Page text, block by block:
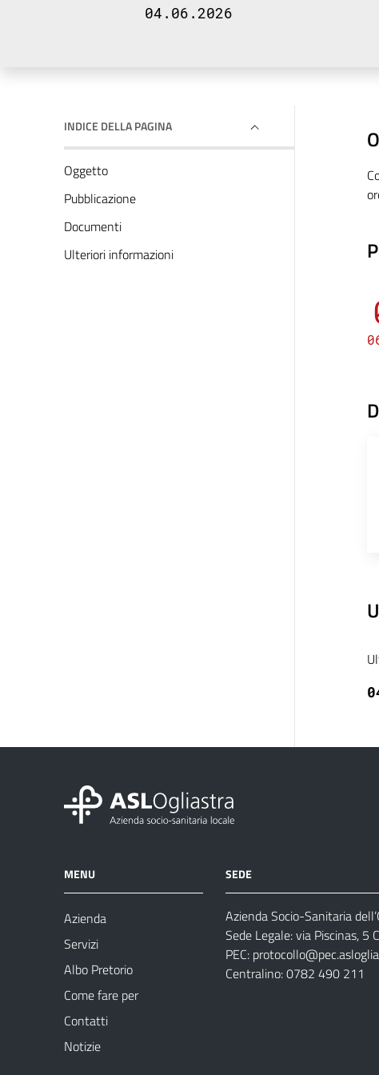
04.06.2026
INDICE DELLA PAGINA
Oggetto
Pubblicazione
Documenti
Ulteriori informazioni
MENU
Azienda
Servizi
Albo Pretorio
Come fare per
Contatti
Notizie
SEDE
Azienda Socio-Sanitaria
Sede Legale: via Piscinas, 5
PEC:
Centralino: 0782 490 211